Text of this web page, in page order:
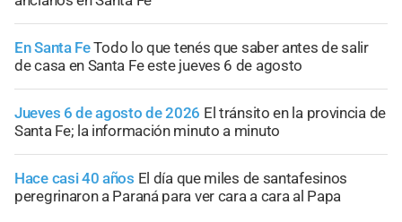
En Santa FeTodo lo que tenés que saber antes de salir
de casa en Santa Fe este jueves 6 de agosto
Jueves 6 de agosto de 2026 El tránsito en la provincia de
Santa Fe; la información minuto a minuto
Hace casi 40 años El día que miles de santafesinos
peregrinaron a Paraná para ver cara a cara al Papa